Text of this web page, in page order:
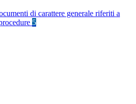
di carattere generale riferiti a
5